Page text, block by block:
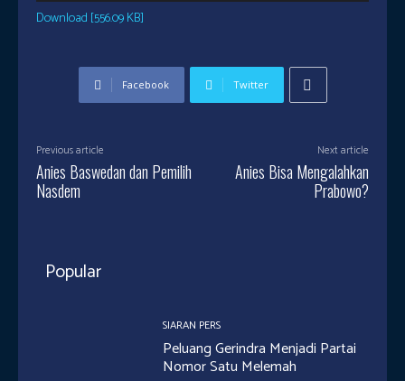
Download [556.09 KB]
Facebook Twitter
Previous article
Anies Baswedan dan Pemilih
Nasdem
Next article
Anies Bisa Mengalahkan
Prabowo?
Popular
SIARAN PERS
Peluang Gerindra Menjadi Partai
Nomor Satu Melemah